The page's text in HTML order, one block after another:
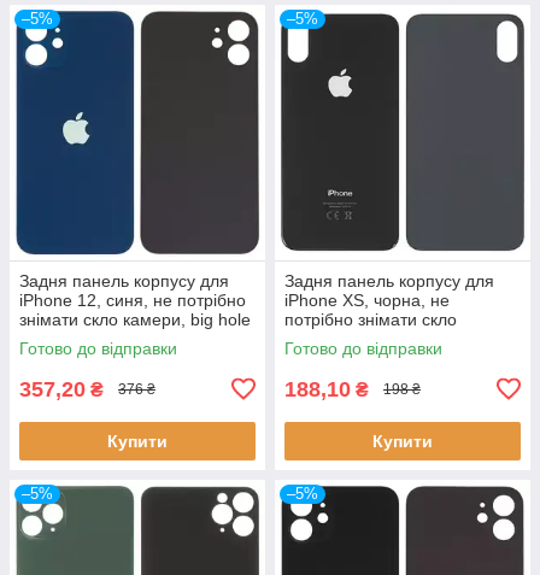
–5%
Задня панель корпусу для
iPhone 12, синя, не потрібно
знімати скло камери, big hole
Готово до відправки
357,20 ₴ 376 ₴
Купити
–5%
Задня панель корпусу для
iPhone XS, чорна, не
потрібно знімати скло
камери, big hole
Готово до відправки
188,10 ₴ 198 ₴
Купити
–5% –5%